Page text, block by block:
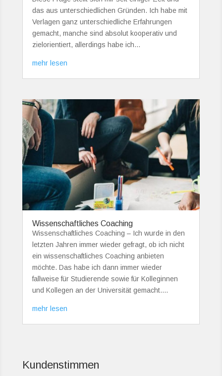
das aus unterschiedlichen Gründen. Ich habe mit
Verlagen ganz unterschiedliche Erfahrungen
gemacht, manche sind absolut kooperativ und
zielorientiert, allerdings habe ich...
mehr lesen
Wissenschaftliches Coaching
Wissenschaftliches Coaching – Ich wurde in den
letzten Jahren immer wieder gefragt, ob ich nicht
ein wissenschaftliches Coaching anbieten
möchte. Das habe ich dann immer wieder
fallweise für Studierende sowie für Kolleginnen
und Kollegen an der Universität gemacht....
mehr lesen
Kundenstimmen